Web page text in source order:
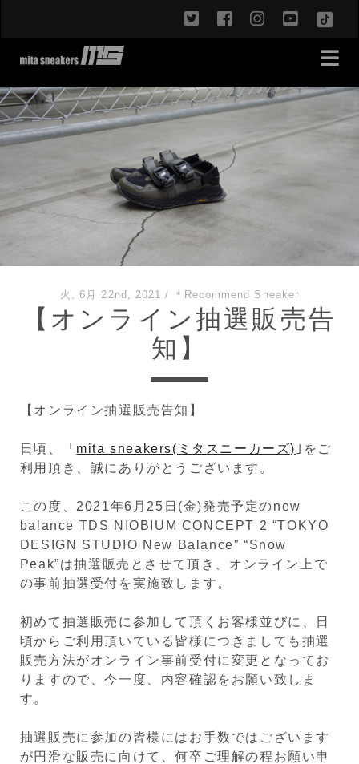
twitterfacebookinstagram
火, 6月 22nd, 2021 / ＊Recommend Sneaker
【オンライン抽選販売告
知】
【オンライン抽選販売告知】
日頃、「 mita sneakers(ミタスニーカーズ) ｣をご
利用頂き、誠にありがとうございます。
この度、2021年6月25日(金)発売予定のnew
balance TDS NIOBIUM CONCEPT 2 “TOKYO
DESIGN STUDIO New Balance” “Snow
Peak”は抽選販売とさせて頂き、オンライン上で
の事前抽選受付を実施致します。
初めて抽選販売に参加して頂くお客様並びに、日
頃からご利用頂いている皆様につきましても抽選
販売方法がオンライン事前受付に変更となってお
りますので、今一度、内容確認をお願い致しま
す。
抽選販売に参加の皆様にはお手数ではございます
が円滑な販売に向けて、何卒ご理解の程お願い申